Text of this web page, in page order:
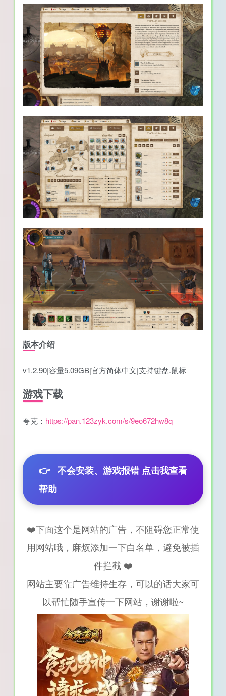
版本介绍
v1.2.90|容量5.09GB|官方简体中文|支持键盘.鼠标
游戏下载
夸克： https://pan.123zyk.com/s/9eo672hw8q
👉 不会安装、游戏报错 点击我查看
帮助
❤️下面这个是网站的广告，不阻碍您正常使
用网站哦，麻烦添加一下白名单，避免被插
件拦截 ❤️
网站主要靠广告维持生存，可以的话大家可
以帮忙随手宣传一下网站，谢谢啦~